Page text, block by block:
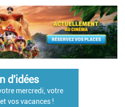
d'idées
mercredi, votre
vos vacances !